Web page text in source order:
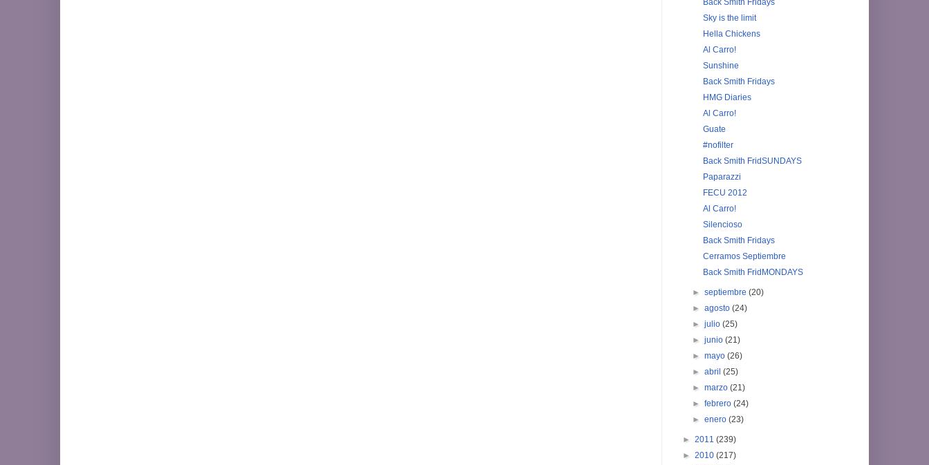
Sky is the limit
Hella Chickens
Al Carro!
Sunshine
Back Smith Fridays
HMG Diaries
Al Carro!
Guate
#nofilter
Back Smith FridSUNDAYS
Paparazzi
FECU 2012
Al Carro!
Silencioso
Back Smith Fridays
Cerramos Septiembre
Back Smith FridMONDAYS
►septiembre(20)
►agosto(24)
►julio(25)
►junio(21)
►mayo(26)
►abril(25)
►marzo(21)
►febrero(24)
►enero(23)
► 2011 (239)
► 2010 (217)